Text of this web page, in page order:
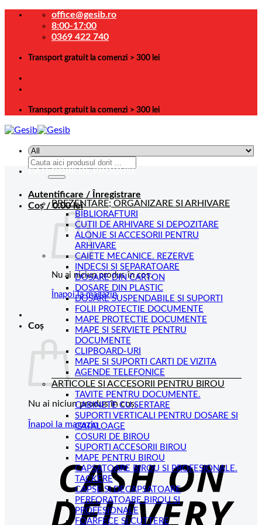
Skip
office@gesib.ro
8:00-17:00
0369 422 740
Transport gratuit la comenzi > 300 lei
Transport gratuit la comenzi > 300 lei
Caută
Autentificare / Înregistrare
Coș /0.00lei
Nu ai niciun produs în coș.
Înapoi la magazin
Coș
Nu ai niciun produs în coș.
Înapoi la magazin
CATEGORII DE PRODUSE
PREZENTARE; ORGANIZARE SI ARHIVARE
BIBLIORAFTURI
CUTII DE ARHIVARE SI DEPOZITARE
ALONJE SI ACCESORII PENTRU
ARHIVARE
CAIETE MECANICE. REZERVE
INDECSI SI SEPARATOARE
DOSARE DIN CARTON
DOSARE DIN PLASTIC
DOSARE SUSPENDABILE SI SUPORTI
FOLII PROTECTIE DOCUMENTE
MAPE PROTECTIE DOCUMENTE
MAPE SI SERVIETE PENTRU
DOCUMENTE
CLIPBOARD-URI
MAPE SI SUPORTI CARTI DE VIZITA
AGENDE TELEFONICE
ARTICOLE SI ACCESORII PENTRU BIROU
TAVITE PENTRU DOCUMENTE.
CABINETE CU SERTARE
SUPORTI VERTICALI PENTRU DOSARE SI
CATALOAGE
COSURI DE BIROU
SUPORTI ACCESORII BIROU
MAPE PENTRU BIROU
CAPSATOARE BIROU SI PROFESIONALE.
TACKERE
CAPSE SI DECAPSATOARE
PERFORATOARE BIROU SI
PROFESIONALE
FOARFECE SI CUTTERE